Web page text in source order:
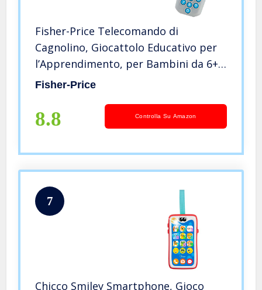
Fisher-Price Telecomando di
Cagnolino, Giocattolo Educativo per
l’Apprendimento, per Bambini da 6+
Mesi, DLD33
Fisher-Price
8.8 Controlla Su Amazon
7
Chicco Smiley Smartphone, Gioco